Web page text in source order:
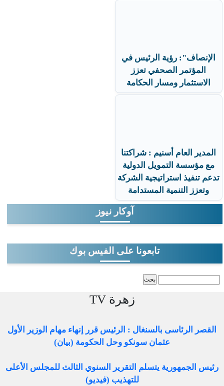
الإنصاف": رؤية الرئيس في
المؤتمر الصحفي تعزز
الاستثمار ومسار الحكامة
المدير العام أسنيم : شراكتنا
مع مؤسسة التمويل الدولية
تدعم تنفيذ استراتيجية الشركة
وتعزز التنمية المستدامة
آوكار نيوز
تابعونا على الفيس بوك
استمارة البحث‏بحث ‏
زهرة TV
القصر الرئاسى بالسنغال : الرئيس قرر إنهاء مهام الوزير الأول
عثمان سونكو وحل الحكومة (بيان)
رئيس الجمهورية يتسلم التقرير السنوي الثالث للمجلس الأعلى
للتهذيب (فيديو)